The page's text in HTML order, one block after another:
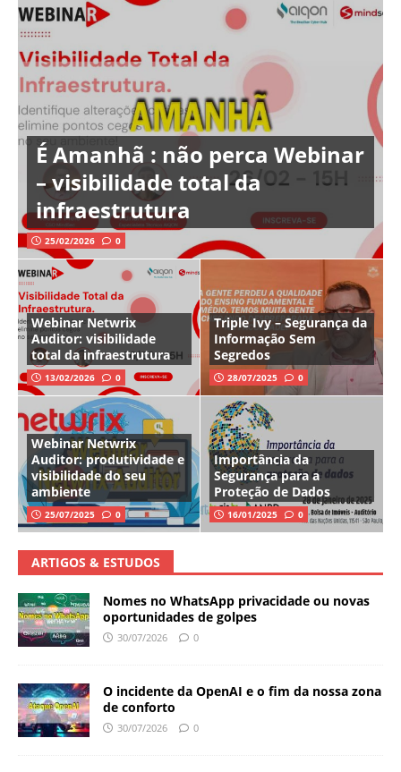
É Amanhã : não perca Webinar
– visibilidade total da
infraestrutura
25/02/2026 0
Webinar Netwrix
Auditor: visibilidade
total da infraestrutura
13/02/2026 0
Triple Ivy – Segurança da
Informação Sem
Segredos
28/07/2025 0
Webinar Netwrix
Auditor: produtividade e
visibilidade do seu
ambiente
25/07/2025 0
Importância da
Segurança para a
Proteção de Dados
16/01/2025 0
ARTIGOS & ESTUDOS
Nomes no WhatsApp privacidade ou novas
oportunidades de golpes
30/07/2026 0
O incidente da OpenAI e o fim da nossa zona
de conforto
30/07/2026 0